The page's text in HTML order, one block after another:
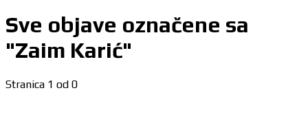
Sve objave označene sa
"Zaim Karić"
Stranica 1 od 0